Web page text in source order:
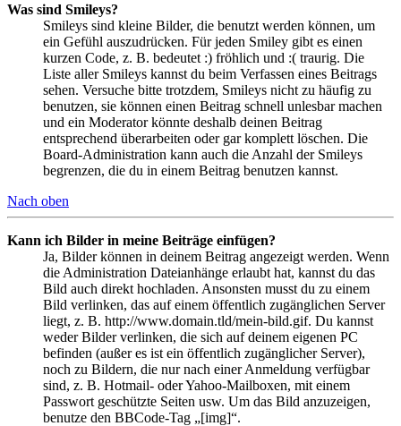
Was sind Smileys?
Smileys sind kleine Bilder, die benutzt werden können, um
ein Gefühl auszudrücken. Für jeden Smiley gibt es einen
kurzen Code, z. B. bedeutet :) fröhlich und :( traurig. Die
Liste aller Smileys kannst du beim Verfassen eines Beitrags
sehen. Versuche bitte trotzdem, Smileys nicht zu häufig zu
benutzen, sie können einen Beitrag schnell unlesbar machen
und ein Moderator könnte deshalb deinen Beitrag
entsprechend überarbeiten oder gar komplett löschen. Die
Board-Administration kann auch die Anzahl der Smileys
begrenzen, die du in einem Beitrag benutzen kannst.
Nach oben
Kann ich Bilder in meine Beiträge einfügen?
Ja, Bilder können in deinem Beitrag angezeigt werden. Wenn
die Administration Dateianhänge erlaubt hat, kannst du das
Bild auch direkt hochladen. Ansonsten musst du zu einem
Bild verlinken, das auf einem öffentlich zugänglichen Server
liegt, z. B. http://www.domain.tld/mein-bild.gif. Du kannst
weder Bilder verlinken, die sich auf deinem eigenen PC
befinden (außer es ist ein öffentlich zugänglicher Server),
noch zu Bildern, die nur nach einer Anmeldung verfügbar
sind, z. B. Hotmail- oder Yahoo-Mailboxen, mit einem
Passwort geschützte Seiten usw. Um das Bild anzuzeigen,
benutze den BBCode-Tag „[img]“.